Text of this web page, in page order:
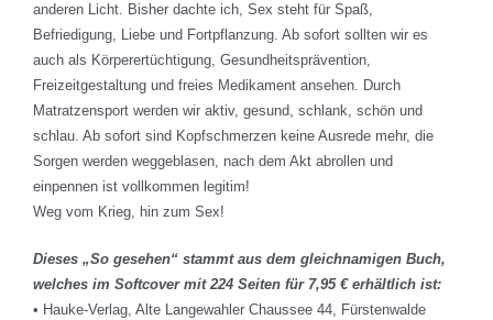
anderen Licht. Bisher dachte ich, Sex steht für Spaß,
Befriedigung, Liebe und Fortpflanzung. Ab sofort sollten wir es
auch als Körperertüchtigung, Gesundheitsprävention,
Freizeitgestaltung und freies Medikament ansehen. Durch
Matratzensport werden wir aktiv, gesund, schlank, schön und
schlau. Ab sofort sind Kopfschmerzen keine Ausrede mehr, die
Sorgen werden weggeblasen, nach dem Akt abrollen und
einpennen ist vollkommen legitim!
Weg vom Krieg, hin zum Sex!
Dieses „So gesehen“ stammt aus dem gleichnamigen Buch,
welches im Softcover mit 224 Seiten für 7,95 € erhältlich ist:
• Hauke-Verlag, Alte Langewahler Chaussee 44, Fürstenwalde